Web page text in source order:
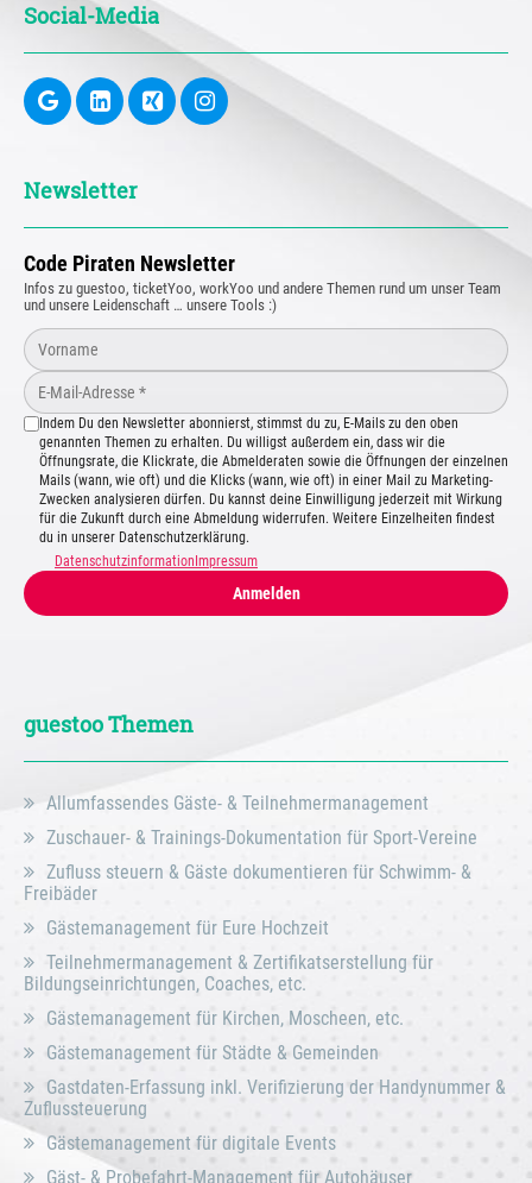
Social-Media
Newsletter
Code Piraten Newsletter
Infos zu guestoo, ticketYoo, workYoo und andere Themen rund um unser Team
und unsere Leidenschaft … unsere Tools :)
Indem Du den Newsletter abonnierst, stimmst du zu, E-Mails zu den oben
genannten Themen zu erhalten. Du willigst außerdem ein, dass wir die
Öffnungsrate, die Klickrate, die Abmelderaten sowie die Öffnungen der einzelnen
Mails (wann, wie oft) und die Klicks (wann, wie oft) in einer Mail zu Marketing-
Zwecken analysieren dürfen. Du kannst deine Einwilligung jederzeit mit Wirkung
für die Zukunft durch eine Abmeldung widerrufen. Weitere Einzelheiten findest
du in unserer Datenschutzerklärung.
Datenschutzinformation Impressum
Anmelden
guestoo Themen
Allumfassendes Gäste- & Teilnehmermanagement
Zuschauer- & Trainings-Dokumentation für Sport-Vereine
Zufluss steuern & Gäste dokumentieren für Schwimm- &
Freibäder
Gästemanagement für Eure Hochzeit
Teilnehmermanagement & Zertifikatserstellung für
Bildungseinrichtungen, Coaches, etc.
Gästemanagement für Kirchen, Moscheen, etc.
Gästemanagement für Städte & Gemeinden
Gastdaten-Erfassung inkl. Verifizierung der Handynummer &
Zuflussteuerung
Gästemanagement für digitale Events
Gäst- & Probefahrt-Management für Autohäuser